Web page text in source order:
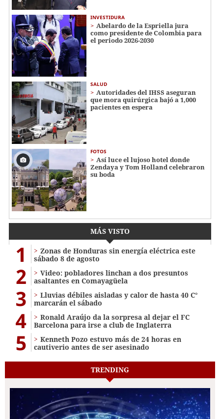
INVESTIDURA
Abelardo de la Espriella jura
como presidente de Colombia para
el periodo 2026-2030
SALUD
Autoridades del IHSS aseguran
que mora quirúrgica bajó a 1,000
pacientes en espera
FOTOS
Así luce el lujoso hotel donde
Zendaya y Tom Holland celebraron
su boda
MÁS VISTO
1
Zonas de Honduras sin energía eléctrica este
sábado 8 de agosto
2
Video: pobladores linchan a dos presuntos
asaltantes en Comayagüela
3
Lluvias débiles aisladas y calor de hasta 40 C°
marcarán el sábado
4
Ronald Araújo da la sorpresa al dejar el FC
Barcelona para irse a club de Inglaterra
5
Kenneth Pozo estuvo más de 24 horas en
cautiverio antes de ser asesinado
TRENDING